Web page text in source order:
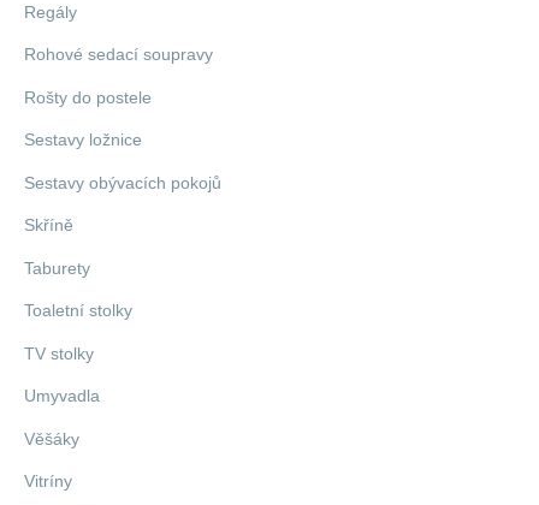
Regály
Rohové sedací soupravy
Rošty do postele
Sestavy ložnice
Sestavy obývacích pokojů
Skříně
Taburety
Toaletní stolky
TV stolky
Umyvadla
Věšáky
Vitríny